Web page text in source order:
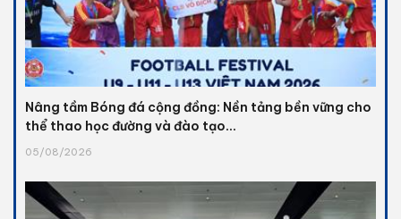
Nâng tầm Bóng đá cộng đồng: Nền tảng bền vững cho
thể thao học đường và đào tạo...
05/08/2026